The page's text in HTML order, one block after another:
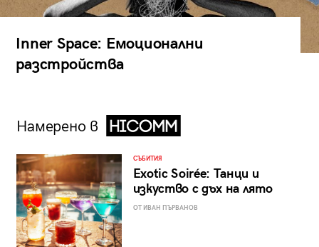
Inner Space: Емоционални
разстройства
Намерено в
СЪБИТИЯ
Exotic Soirée: Танци и
изкуство с дъх на лято
ОТ ИВАН ПЪРВАНОВ